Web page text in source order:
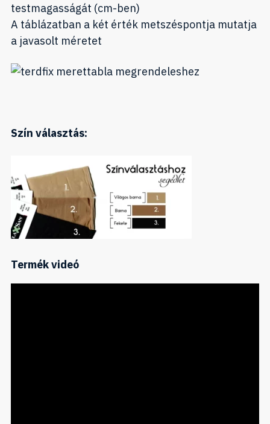
testmagasságát (cm-ben)
A táblázatban a két érték metszéspontja mutatja
a javasolt méretet
Szín választás:
Termék videó